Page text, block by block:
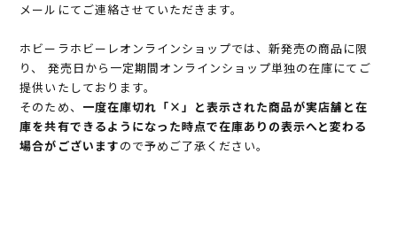
メールにてご連絡させていただきます。
ホビーラホビーレオンラインショップでは、新発売の商品に限
り、 発売日から一定期間オンラインショップ単独の在庫にてご
提供いたしております。
そのため、 一度在庫切れ「×」と表示された商品が実店舗と在
庫を共有できるようになった時点で在庫ありの表示へと変わる
場合がございますので予めご了承ください。